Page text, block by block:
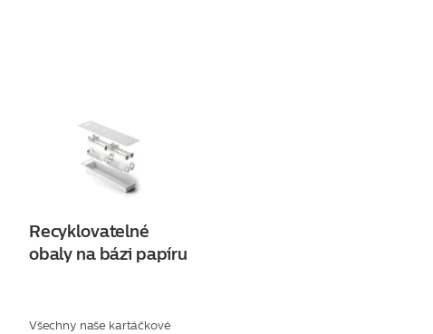
Recyklovatelné
obaly na bázi papíru
Všechny naše kartáčkové